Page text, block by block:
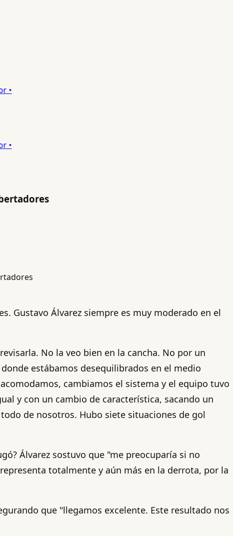
Gustavo Álvarez siempre es muy moderado en el
No la veo bien en la cancha. No por un
estábamos desequilibrados en el medio
cambiamos el sistema y el equipo tuvo
y con un cambio de característica, sacando un
de nosotros. Hubo siete situaciones de gol
Álvarez sostuvo que "me preocuparía si no
totalmente y aún más en la derrota, por la
que "llegamos excelente. Este resultado nos